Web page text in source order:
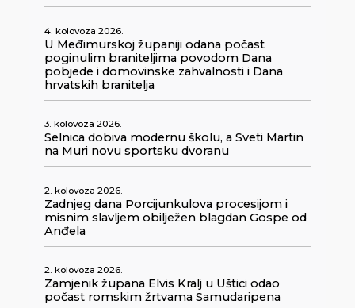
4. kolovoza 2026.
U Međimurskoj županiji odana počast
poginulim braniteljima povodom Dana
pobjede i domovinske zahvalnosti i Dana
hrvatskih branitelja
3. kolovoza 2026.
Selnica dobiva modernu školu, a Sveti Martin
na Muri novu sportsku dvoranu
2. kolovoza 2026.
Zadnjeg dana Porcijunkulova procesijom i
misnim slavljem obilježen blagdan Gospe od
Anđela
2. kolovoza 2026.
Zamjenik župana Elvis Kralj u Uštici odao
počast romskim žrtvama Samudaripena